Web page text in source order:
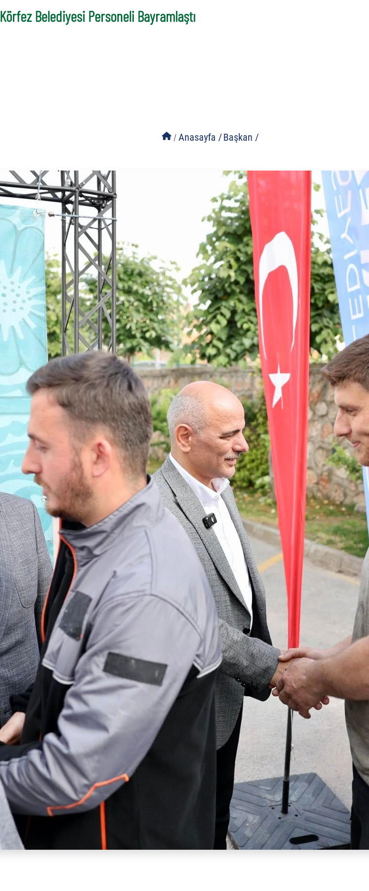
Körfez Belediyesi Personeli Bayramlaştı
/ Anasayfa /Başkan /